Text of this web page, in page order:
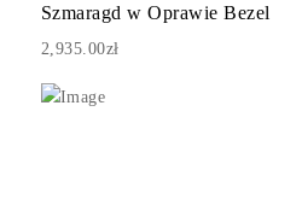
Szmaragd w Oprawie Bezel
2,935.00zł